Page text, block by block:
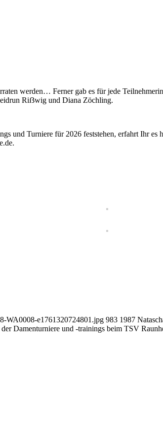
werden… Ferner gab es für jede
Riẞwig und Diana Zöchling.
und Turniere für 2026 feststehen, erfahrt Ihr
WA0008-e1761320724801.jpg 983 1987
Damenturniere und -trainings beim TSV